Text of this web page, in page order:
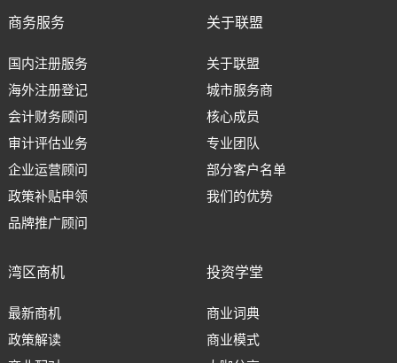
商务服务
国内注册服务
海外注册登记
会计财务顾问
审计评估业务
企业运营顾问
政策补贴申领
品牌推广顾问
关于联盟
关于联盟
城市服务商
核心成员
专业团队
部分客户名单
我们的优势
湾区商机
最新商机
政策解读
投资学堂
商业词典
商业模式